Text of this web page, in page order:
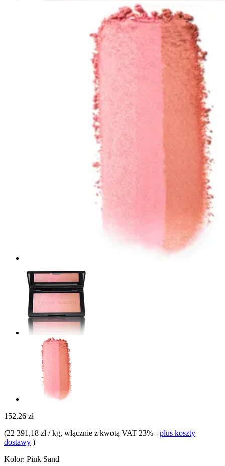
152,26 zł
(22 391,18 zł / kg, włącznie z kwotą VAT 23% - plus koszty
dostawy )
Kolor: Pink Sand